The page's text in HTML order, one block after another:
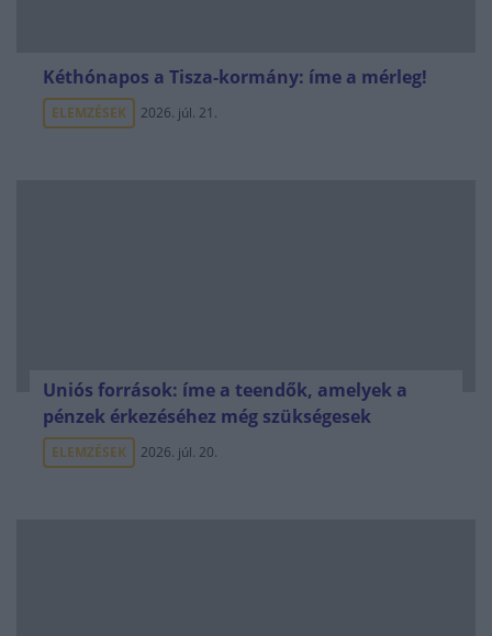
Kéthónapos a Tisza-kormány: íme a mérleg!
ELEMZÉSEK 2026. júl. 21.
Uniós források: íme a teendők, amelyek a
pénzek érkezéséhez még szükségesek
ELEMZÉSEK 2026. júl. 20.